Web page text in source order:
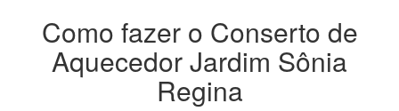
Como fazer o Conserto de
Aquecedor Jardim Sônia
Regina